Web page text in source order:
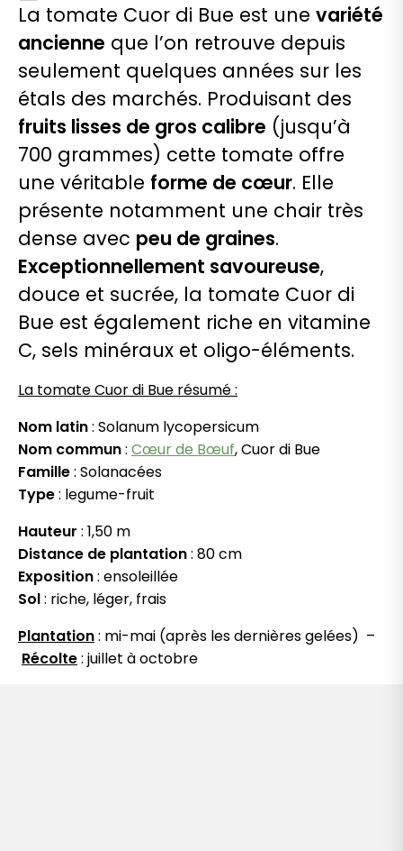
La tomate Cuor di Bue est une variété
ancienne que l’on retrouve depuis
seulement quelques années sur les
étals des marchés. Produisant des
fruits lisses de gros calibre (jusqu’à
700 grammes) cette tomate offre
une véritable forme de cœur. Elle
présente notamment une chair très
dense avec peu de graines.
Exceptionnellement savoureuse,
douce et sucrée, la tomate Cuor di
Bue est également riche en vitamine
C, sels minéraux et oligo-éléments.
La tomate Cuor di Bue résumé :
Nom latin: Solanum lycopersicum
Nom commun: Cœur de Bœuf, Cuor di Bue
Famille: Solanacées
Type: legume-fruit
Hauteur : 1,50 m
Distance de plantation: 80 cm
Exposition: ensoleillée
Sol: riche, léger, frais
Plantation: mi-mai (après les dernières gelées) –
Récolte: juillet à octobre